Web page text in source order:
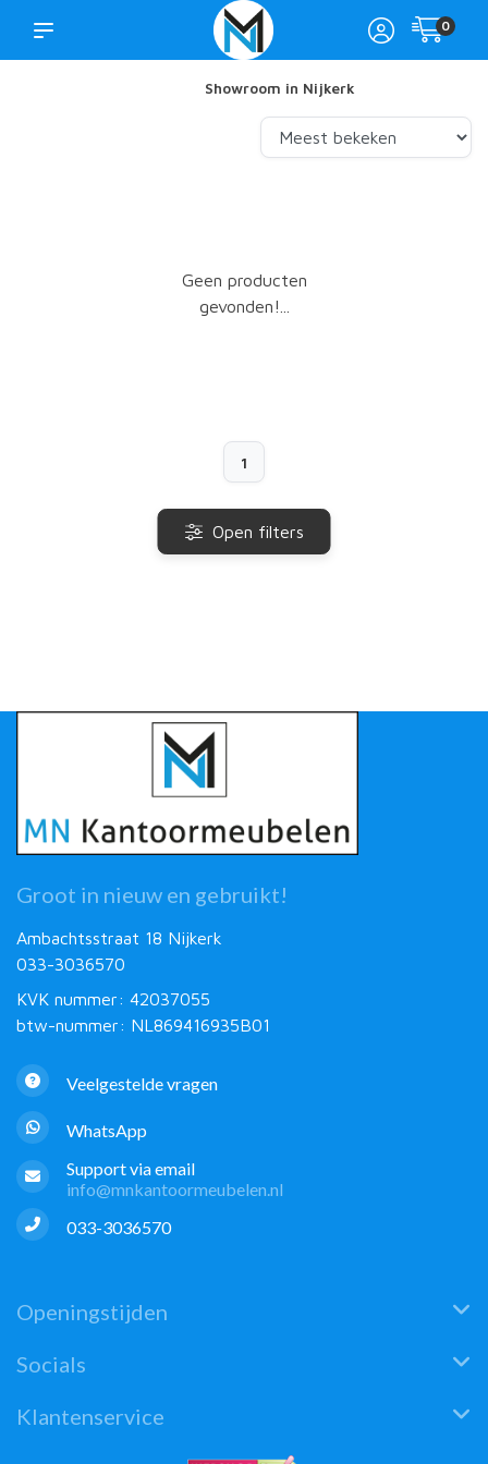
0
Showroom in Nijkerk
Geen producten
gevonden!...
1
Open filters
Groot in nieuw en gebruikt!
Ambachtsstraat 18 Nijkerk
033-3036570
KVK nummer: 42037055
btw-nummer: NL869416935B01
Veelgestelde vragen
WhatsApp
Support via email
info@mnkantoormeubelen.nl
033-3036570
Openingstijden
Socials
Klantenservice